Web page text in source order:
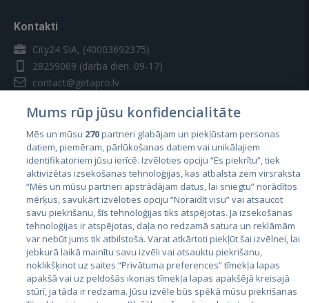
Kontakti
City24 SIA, (40003692375)
28259069 (darba dien. 09-17)
contact@getapro.lv
Valstis
Igaunija
Latvija
Lietuva
Mums rūp jūsu konfidencialitāte
Mēs un mūsu 270partneri glabājam un piekļūstam personas
datiem, piemēram, pārlūkošanas datiem vai unikālajiem
identifikatoriem jūsu ierīcē. Izvēloties opciju “Es piekrītu”, tiek
aktivizētas izsekošanas tehnoloģijas, kas atbalsta zem virsraksta
“Mēs un mūsu partneri apstrādājam datus, lai sniegtu” norādītos
mērķus, savukārt izvēloties opciju “Noraidīt visu” vai atsaucot
savu piekrišanu, šīs tehnoloģijas tiks atspējotas. Ja izsekošanas
tehnoloģijas ir atspējotas, daļa no redzamā satura un reklāmām
var nebūt jums tik atbilstoša. Varat atkārtoti piekļūt šai izvēlnei, lai
jebkurā laikā mainītu savu izvēli vai atsauktu piekrišanu,
noklikšķinot uz saites “Privātuma preferences” tīmekļa lapas
apakšā vai uz peldošās ikonas tīmekļa lapas apakšējā kreisajā
stūrī, ja tāda ir redzama. Jūsu izvēle būs spēkā mūsu piekrišanas